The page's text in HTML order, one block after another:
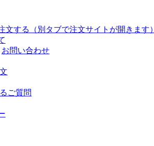
文する （別タブで注文サイトが開きます）
お問い合わせ
ご質問